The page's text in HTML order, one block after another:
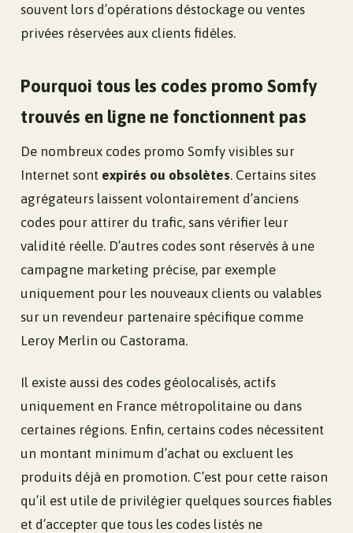
souvent lors d’opérations déstockage ou ventes
privées réservées aux clients fidèles.
Pourquoi tous les codes promo Somfy
trouvés en ligne ne fonctionnent pas
De nombreux codes promo Somfy visibles sur
Internet sont expirés ou obsolètes. Certains sites
agrégateurs laissent volontairement d’anciens
codes pour attirer du trafic, sans vérifier leur
validité réelle. D’autres codes sont réservés à une
campagne marketing précise, par exemple
uniquement pour les nouveaux clients ou valables
sur un revendeur partenaire spécifique comme
Leroy Merlin ou Castorama.
Il existe aussi des codes géolocalisés, actifs
uniquement en France métropolitaine ou dans
certaines régions. Enfin, certains codes nécessitent
un montant minimum d’achat ou excluent les
produits déjà en promotion. C’est pour cette raison
qu’il est utile de privilégier quelques sources fiables
et d’accepter que tous les codes listés ne